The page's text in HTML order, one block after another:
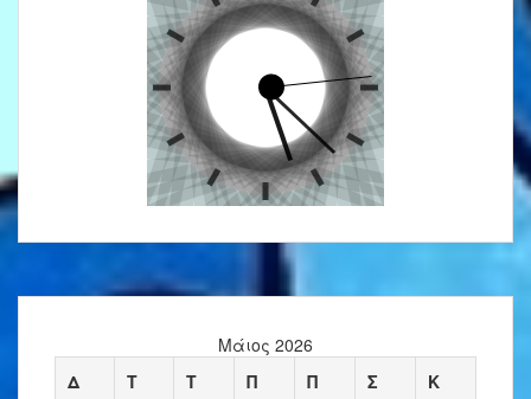
Μάιος 2026
Δ
Τ Τ Π Π Σ Κ